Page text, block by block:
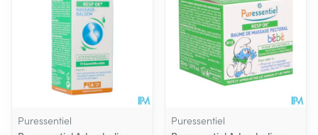
Puressentiel
Puressentiel